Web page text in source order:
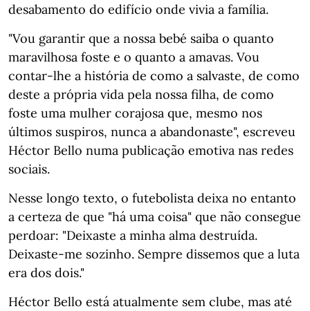
desabamento do edifício onde vivia a família.
"Vou garantir que a nossa bebé saiba o quanto
maravilhosa foste e o quanto a amavas. Vou
contar-lhe a história de como a salvaste, de como
deste a própria vida pela nossa filha, de como
foste uma mulher corajosa que, mesmo nos
últimos suspiros, nunca a abandonaste", escreveu
Héctor Bello numa publicação emotiva nas redes
sociais.
Nesse longo texto, o futebolista deixa no entanto
a certeza de que "há uma coisa" que não consegue
perdoar: "Deixaste a minha alma destruída.
Deixaste-me sozinho. Sempre dissemos que a luta
era dos dois."
Héctor Bello está atualmente sem clube, mas até